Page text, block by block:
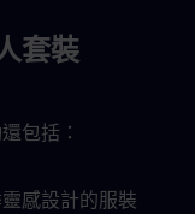
套裝
包括：
感設計的服裝